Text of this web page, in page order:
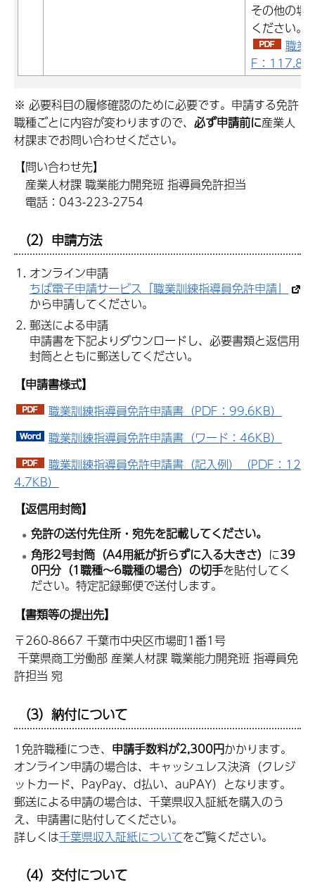
その他の場
ください。
職業
F：
※ 必要科目の履修確認のために必要です。申請する免許
職種ごとに内容が変わりますので、 必ず申請前に産業人
材課までお問い合わせください。
【問い合わせ先】
産業人材課 職業能力開発班 指導員免許担当
電話：043-223-2754
（2）申請方法
オンライン申請
ちば電子申請サービス「職業訓練指導員免許申請」
から申請してください。
郵送による申請
申請書を下記よりダウンロードし、必要書類と返信用
封筒とともに郵送してください。
【申請書様式】
職業訓練指導員免許申請書（PDF：99.6KB）
職業訓練指導員免許申請書（ワード：46KB）
職業訓練指導員免許申請書（記入例）（PDF：12
4.7KB）
【返信用封筒】
免許の送付先住所・宛先を記載してください。
角形2号封筒（A4用紙が折らずに入る大きさ） に39
0円分（1職種～6職種の場合）の切手を貼付してく
ださい。特定記録郵便で送付します。
【書類等の提出先】
〒260-8667 千葉市中央区市場町1番1号
千葉県商工労働部 産業人材課 職業能力開発班 指導員免
許担当 宛
（3）納付について
1免許職種につき、 申請手数料が2,300円かかります。
オンライン申請の場合は、キャッシュレス決済（クレジ
ットカード、PayPay、d払い、auPAY）となります。
郵送による申請の場合は、千葉県収入証紙を購入のう
え、申請書に貼付してください。
詳しくは千葉県収入証紙についてをご覧ください。
（4）交付について